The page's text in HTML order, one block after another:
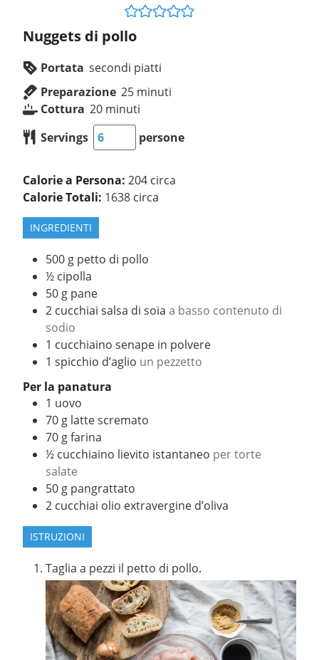
Nuggets di pollo
Portata secondi piatti
Preparazione 25 minuti
Cottura 20 minuti
Servings
persone
Calorie a Persona:204 circa
Calorie Totali: 1638 circa
INGREDIENTI
500 g petto di pollo
½ cipolla
50 g pane
2 cucchiai salsa di soia a basso contenuto di
sodio
1 cucchiaino senape in polvere
1 spicchio d’aglio un pezzetto
Per la panatura
1 uovo
70 g latte scremato
70 gfarina
½ cucchiaino lievito istantaneo per torte
salate
50 g pangrattato
2 cucchiai olio extravergine d’oliva
ISTRUZIONI
Taglia a pezzi il petto di pollo.